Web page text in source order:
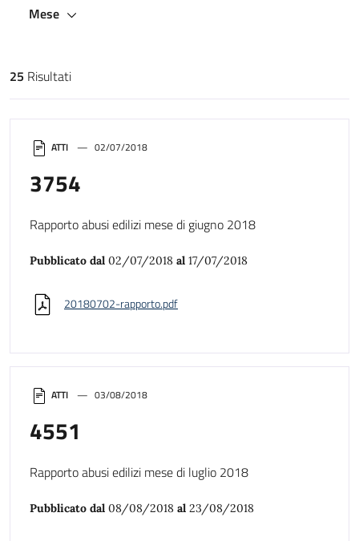
Mese
Risultati di ricerca
25 Risultati
ATTI 03/08/2018
4551
Rapporto abusi edilizi mese di luglio 2018
Pubblicato dal 08/08/2018 al 23/08/2018
ATTI 02/07/2018
3754
Rapporto abusi edilizi mese di giugno 2018
Pubblicato dal 02/07/2018 al 17/07/2018
20180702-rapporto.pdf